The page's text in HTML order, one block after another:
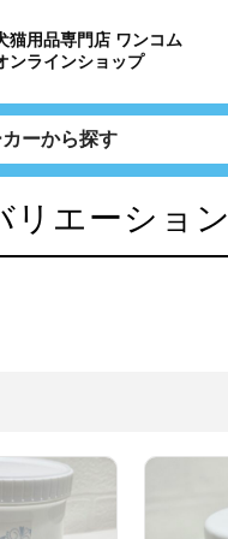
猫用品専門店 ワンコム
ンラインショップ
リエーション